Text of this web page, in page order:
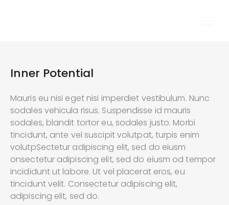
Inner Potential
Mauris eu nisi eget nisi imperdiet vestibulum. Nunc
sodales vehicula risus. Suspendisse id mauris
sodales, blandit tortor eu, sodales justo. Morbi
tincidunt, ante vel suscipit volutpat, turpis enim
volutpSectetur adipiscing elit, sed do eiusm
onsectetur adipiscing elit, sed do eiusm od tempor
incididunt ut labore. Ut vel placerat eros, eu
tincidunt velit. Consectetur adipiscing elit,
adipiscing elit, sed do.